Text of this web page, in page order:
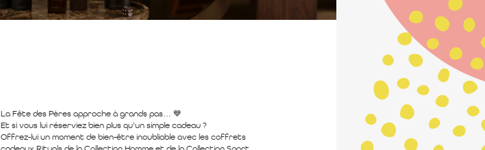
La Fête des Pères approche à grands pas… 💙
Et si vous lui réserviez bien plus qu’un simple cadeau ?
Offrez-lui un moment de bien-être inoubliable avec les coffrets